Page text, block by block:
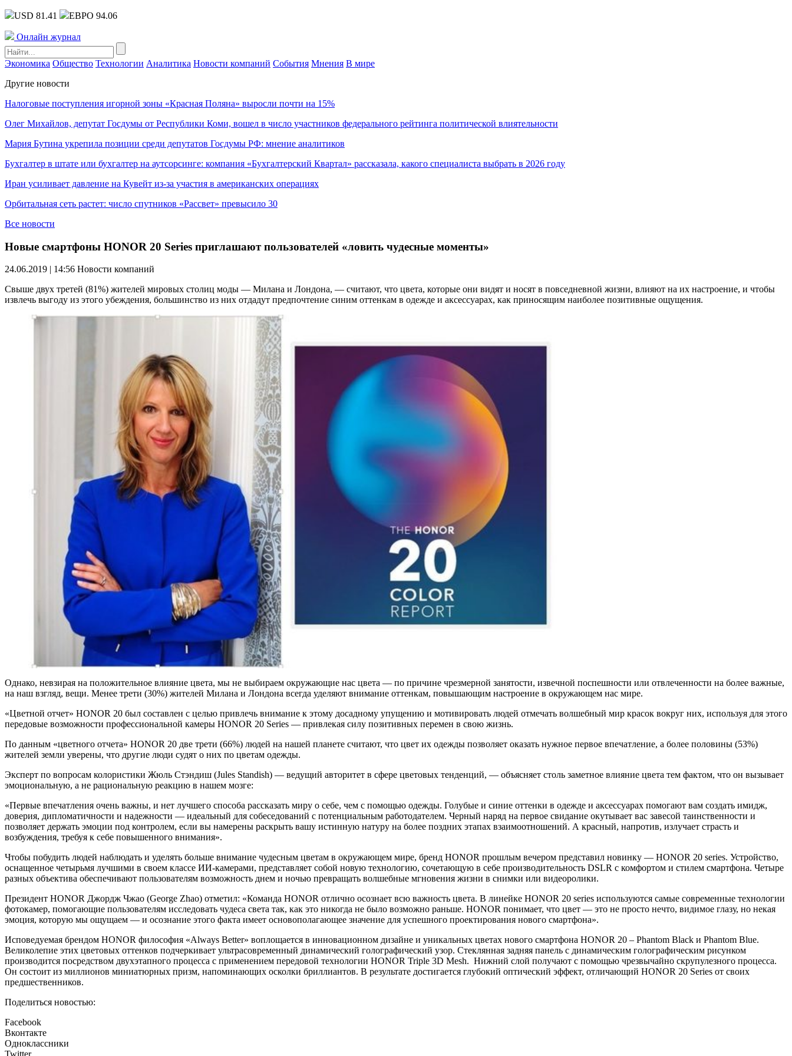
USD 81.41 ЕВРО 94.06
Онлайн журнал
Экономика Общество Технологии Аналитика Новости компаний События Мнения В мире
Другие новости
Налоговые поступления игорной зоны «Красная Поляна» выросли почти на 15%
Олег Михайлов, депутат Госдумы от Республики Коми, вошел в число участников федерального рейтинга политической влиятельности
Мария Бутина укрепила позиции среди депутатов Госдумы РФ: мнение аналитиков
Бухгалтер в штате или бухгалтер на аутсорсинге: компания «Бухгалтерский Квартал» рассказала, какого специалиста выбрать в 2026 году
Иран усиливает давление на Кувейт из-за участия в американских операциях
Орбитальная сеть растет: число спутников «Рассвет» превысило 30
Все новости
Новые смартфоны HONOR 20 Series приглашают пользователей «ловить чудесные моменты»
24.06.2019 | 14:56 Новости компаний
Свыше двух третей (81%) жителей мировых столиц моды — Милана и Лондона, — считают, что цвета, которые они видят и носят в повседневной жизни, влияют на их настроение, и чтобы
извлечь выгоду из этого убеждения, большинство из них отдадут предпочтение синим оттенкам в одежде и аксессуарах, как приносящим наиболее позитивные ощущения.
Однако, невзирая на положительное влияние цвета, мы не выбираем окружающие нас цвета — по причине чрезмерной занятости, извечной поспешности или отвлеченности на более важные,
на наш взгляд, вещи. Менее трети (30%) жителей Милана и Лондона всегда уделяют внимание оттенкам, повышающим настроение в окружающем нас мире.
«Цветной отчет» HONOR 20 был составлен с целью привлечь внимание к этому досадному упущению и мотивировать людей отмечать волшебный мир красок вокруг них, используя для этого
передовые возможности профессиональной камеры HONOR 20 Series — привлекая силу позитивных перемен в свою жизнь.
По данным «цветного отчета» HONOR 20 две трети (66%) людей на нашей планете считают, что цвет их одежды позволяет оказать нужное первое впечатление, а более половины (53%)
жителей земли уверены, что другие люди судят о них по цветам одежды.
Эксперт по вопросам колористики Жюль Стэндиш (Jules Standish) — ведущий авторитет в сфере цветовых тенденций, — объясняет столь заметное влияние цвета тем фактом, что он вызывает
эмоциональную, а не рациональную реакцию в нашем мозге:
«Первые впечатления очень важны, и нет лучшего способа рассказать миру о себе, чем с помощью одежды. Голубые и синие оттенки в одежде и аксессуарах помогают вам создать имидж,
доверия, дипломатичности и надежности — идеальный для собеседований с потенциальным работодателем. Черный наряд на первое свидание окутывает вас завесой таинственности и
позволяет держать эмоции под контролем, если вы намерены раскрыть вашу истинную натуру на более поздних этапах взаимоотношений. А красный, напротив, излучает страсть и
возбуждения, требуя к себе повышенного внимания».
Чтобы побудить людей наблюдать и уделять больше внимание чудесным цветам в окружающем мире, бренд HONOR прошлым вечером представил новинку — HONOR 20 series. Устройство,
оснащенное четырьмя лучшими в своем классе ИИ-камерами, представляет собой новую технологию, сочетающую в себе производительность DSLR с комфортом и стилем смартфона. Четыре
разных объектива обеспечивают пользователям возможность днем и ночью превращать волшебные мгновения жизни в снимки или видеоролики.
Президент HONOR Джордж Чжао (George Zhao) отметил: «Команда HONOR отлично осознает всю важность цвета. В линейке HONOR 20 series используются самые современные технологии
фотокамер, помогающие пользователям исследовать чудеса света так, как это никогда не было возможно раньше. HONOR понимает, что цвет — это не просто нечто, видимое глазу, но некая
эмоция, которую мы ощущаем — и осознание этого факта имеет основополагающее значение для успешного проектирования нового смартфона».
Исповедуемая брендом HONOR философия «Always Better» воплощается в инновационном дизайне и уникальных цветах нового смартфона HONOR 20 – Phantom Black и Phantom Blue.
Великолепие этих цветовых оттенков подчеркивает ультрасовременный динамический голографический узор. Стеклянная задняя панель с динамическим голографическим рисунком
производится посредством двухэтапного процесса с применением передовой технологии HONOR Triple 3D Mesh. Нижний слой получают с помощью чрезвычайно скрупулезного процесса.
Он состоит из миллионов миниатюрных призм, напоминающих осколки бриллиантов. В результате достигается глубокий оптический эффект, отличающий HONOR 20 Series от своих
предшественников.
Поделиться новостью:
Facebook
Вконтакте
Одноклассники